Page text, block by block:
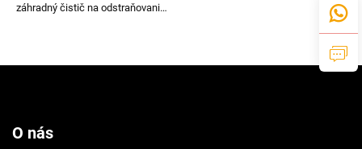
záhradný čistič na odstraňovanie
O nás